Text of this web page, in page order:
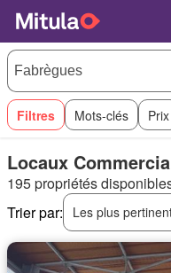
Filtres Mots-clés Prix
Locaux
195 propriétés
Trier par:
Les plus